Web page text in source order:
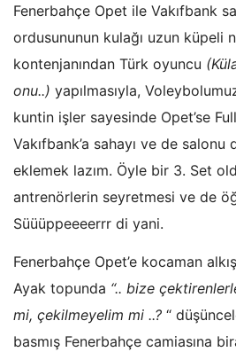
Fenerbahçe Opet ile Vakıfbank
ordusununun kulağı uzun küpeli
kontenjanından Türk oyuncu
onu..) yapılmasıyla,
kuntin işler sayesinde Opet’se
Vakıfbank’a sahayı ve de
eklemek lazım. Öyle bir 3. Set
antrenörlerin seyretmesi ve de
Süüüppeeeerrr di yani.
Fenerbahçe Opet’e kocaman
Ayak topunda “.. bize
mi, çekilmeyelim mi ..? “
basmış Fenerbahçe camiasına